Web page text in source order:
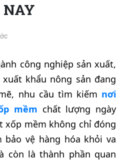
NAY
công nghiệp sản xuất,
khẩu nông sản đang
nhu cầu tìm kiếm nơi
mềm chất lượng ngày
xốp mềm không chỉ đóng
vệ hàng hóa khỏi va
còn là thành phần quan